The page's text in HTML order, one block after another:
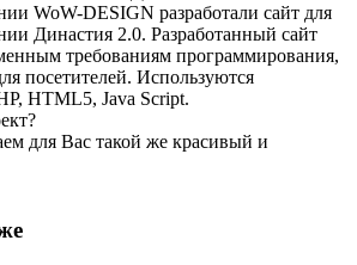
WoW-DESIGN разработали сайт для
Династия 2.0. Разработанный сайт
требованиям программирования,
посетителей. Используются
HTML5, Java Script.
для Вас такой же красивый и